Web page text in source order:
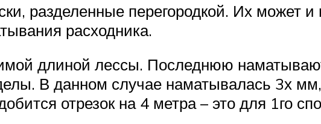
разделенные перегородкой. Их может
расходника.
длиной лессы. Последнюю
В данном случае наматывалась 3х
отрезок на 4 метра – это для 1го